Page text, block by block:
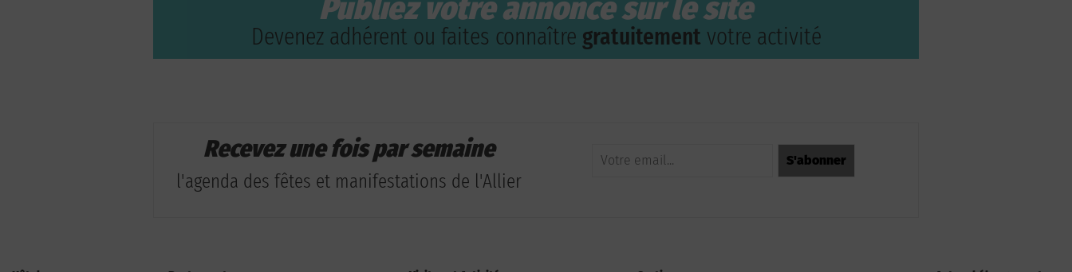
Publiez votre annonce sur le site
Devenez adhérent ou faites connaître gratuitement votre activité
Recevez une fois par semaine
l'agenda des fêtes et manifestations de l'Allier